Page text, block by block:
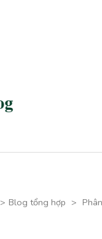
> Blog tổng hợp >